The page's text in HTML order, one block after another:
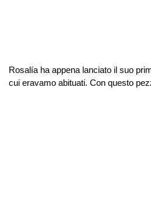
Rosalía ha appena lanciato il suo
cui eravamo abituati. Con questo